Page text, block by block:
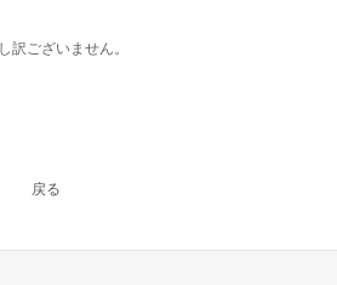
訳ございません。
戻る